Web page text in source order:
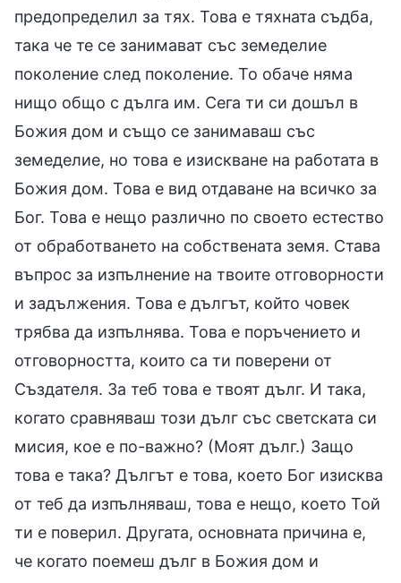
предопределил за тях. Това е тяхната съдба,
така че те се занимават със земеделие
поколение след поколение. То обаче няма
нищо общо с дълга им. Сега ти си дошъл в
Божия дом и също се занимаваш със
земеделие, но това е изискване на работата в
Божия дом. Това е вид отдаване на всичко за
Бог. Това е нещо различно по своето естество
от обработването на собствената земя. Става
въпрос за изпълнение на твоите отговорности
и задължения. Това е дългът, който човек
трябва да изпълнява. Това е поръчението и
отговорността, които са ти поверени от
Създателя. За теб това е твоят дълг. И така,
когато сравняваш този дълг със светската си
мисия, кое е по-важно? (Моят дълг.) Защо
това е така? Дългът е това, което Бог изисква
от теб да изпълняваш, това е нещо, което Той
ти е поверил. Другата, основната причина е,
че когато поемеш дълг в Божия дом и